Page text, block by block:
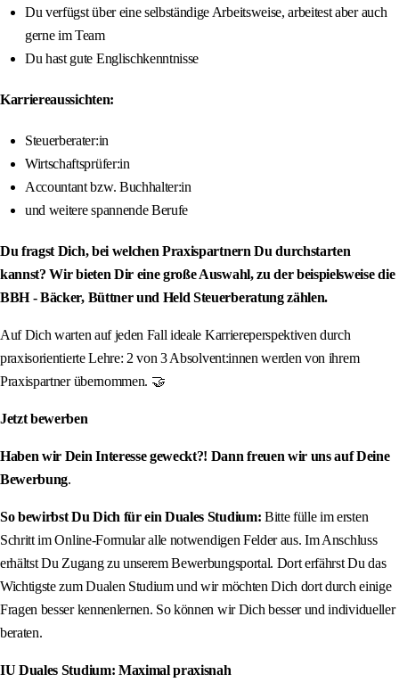
Du verfügst über eine selbständige Arbeitsweise, arbeitest aber auch
gerne im Team
Du hast gute Englischkenntnisse
Karriereaussichten:
Steuerberater:in
Wirtschaftsprüfer:in
Accountant bzw. Buchhalter:in
und weitere spannende Berufe
Du fragst Dich, bei welchen Praxispartnern Du durchstarten
kannst? Wir bieten Dir eine große Auswahl, zu der beispielsweise die
BBH - Bäcker, Büttner und Held Steuerberatung zählen.
Auf Dich warten auf jeden Fall ideale Karriereperspektiven durch
praxisorientierte Lehre: 2 von 3 Absolvent:innen werden von ihrem
Praxispartner übernommen. 🤝
Jetzt bewerben
Haben wir Dein Interesse geweckt?! Dann freuen wir uns auf Deine
Bewerbung.
So bewirbst Du Dich für ein Duales Studium: Bitte fülle im ersten
Schritt im Online-Formular alle notwendigen Felder aus. Im Anschluss
erhältst Du Zugang zu unserem Bewerbungsportal. Dort erfährst Du das
Wichtigste zum Dualen Studium und wir möchten Dich dort durch einige
Fragen besser kennenlernen. So können wir Dich besser und individueller
beraten.
IU Duales Studium: Maximal praxisnah